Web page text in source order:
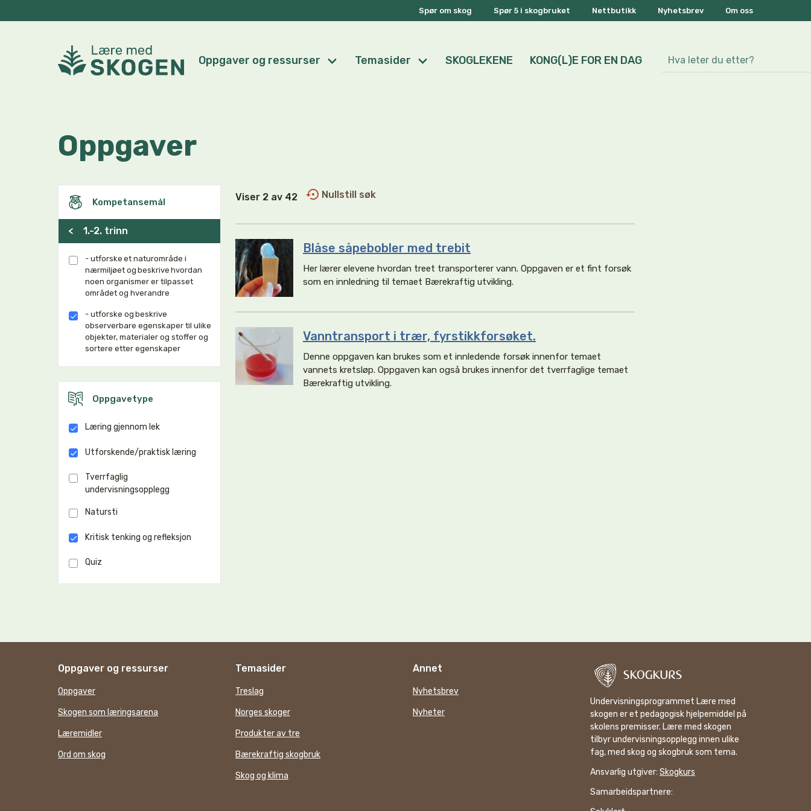
Spør om skog Spør 5 i skogbruket Nettbutikk Nyhetsbrev Om oss
Oppgaver og ressurser Temasider SKOGLEKENE KONG(L)E FOR EN DAG
Oppgaver
Kompetansemål
< 1.-2. trinn
- utforske et naturområde i
nærmiljøet og beskrive hvordan
noen organismer er tilpasset
området og hverandre
- utforske og beskrive
observerbare egenskaper til ulike
objekter, materialer og stoffer og
sortere etter egenskaper
Oppgavetype
Læring gjennom lek
Utforskende/praktisk læring
Tverrfaglig
undervisningsopplegg
Natursti
Kritisk tenking og refleksjon
Quiz
Viser 2 av 42 Nullstill søk
Blåse såpebobler med trebit
Her lærer elevene hvordan treet transporterer vann. Oppgaven er et fint forsøk
som en innledning til temaet Bærekraftig utvikling.
Vanntransport i trær, fyrstikkforsøket.
Denne oppgaven kan brukes som et innledende forsøk innenfor temaet
vannets kretsløp. Oppgaven kan også brukes innenfor det tverrfaglige temaet
Bærekraftig utvikling.
Oppgaver og ressurser
Oppgaver
Skogen som læringsarena
Læremidler
Ord om skog
Temasider
Treslag
Norges skoger
Produkter av tre
Bærekraftig skogbruk
Skog og klima
Annet
Nyhetsbrev
Nyheter
Undervisningsprogrammet Lære med
skogen er et pedagogisk hjelpemiddel på
skolens premisser. Lære med skogen
tilbyr undervisningsopplegg innen ulike
fag, med skog og skogbruk som tema.
Ansvarlig utgiver: Skogkurs
Samarbeidspartnere: